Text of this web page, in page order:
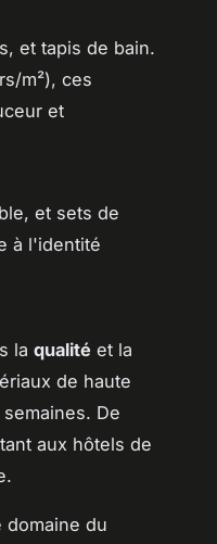
et tapis de bain.
m²), ces
et
et sets de
à l'identité
la qualité et la
de haute
De
aux hôtels de
domaine du